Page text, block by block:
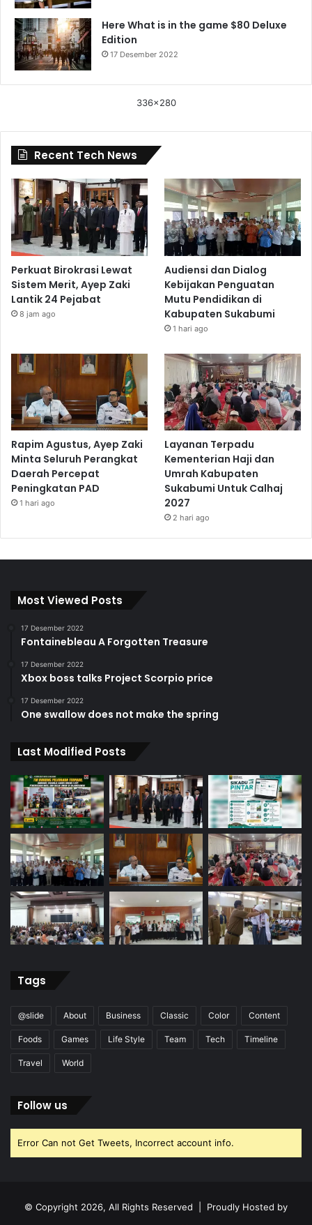
Here What is in the game $80 Deluxe
Edition
17 Desember 2022
336x280
Recent Tech News
Perkuat Birokrasi Lewat
Sistem Merit, Ayep Zaki
Lantik 24 Pejabat
8 jam ago
Audiensi dan Dialog
Kebijakan Penguatan
Mutu Pendidikan di
Kabupaten Sukabumi
1 hari ago
Rapim Agustus, Ayep Zaki
Minta Seluruh Perangkat
Daerah Percepat
Peningkatan PAD
1 hari ago
Layanan Terpadu
Kementerian Haji dan
Umrah Kabupaten
Sukabumi Untuk Calhaj
2027
2 hari ago
Most Viewed Posts
17 Desember 2022
Fontainebleau A Forgotten Treasure
17 Desember 2022
Xbox boss talks Project Scorpio price
17 Desember 2022
One swallow does not make the spring
Last Modified Posts
Tags
@slide About Business Classic Color Content
Foods Games Life Style Team Tech Timeline
Travel World
Follow us
Error Can not Get Tweets, Incorrect account info.
© Copyright 2026, All Rights Reserved | Proudly Hosted by